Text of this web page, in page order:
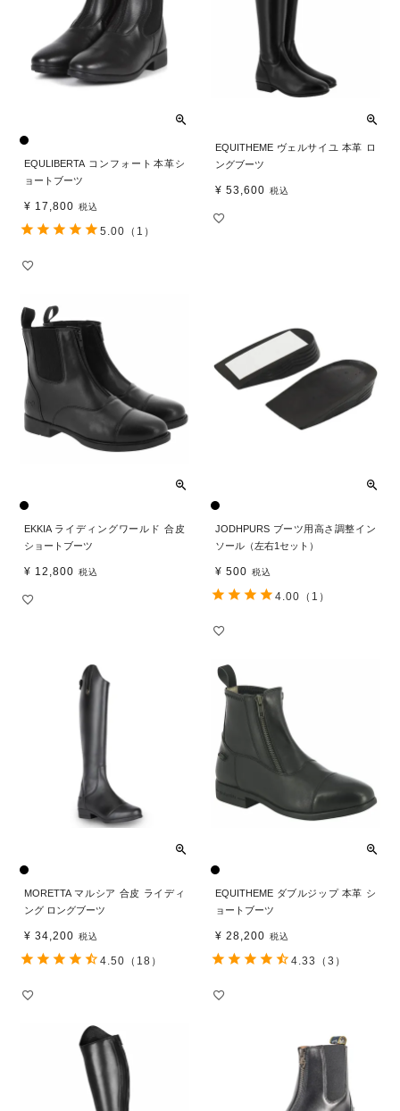
EQULIBERTA コンフォート本革シ
ョートブーツ
¥ 17,800 税込
5.00 （1）
EQUITHEME ヴェルサイユ 本革 ロ
ングブーツ
¥ 53,600 税込
EKKIA ライディングワールド 合皮
ショートブーツ
¥ 12,800 税込
JODHPURS ブーツ用高さ調整イン
ソール（左右1セット）
¥ 500 税込
4.00 （1）
MORETTA マルシア 合皮 ライディ
ング ロングブーツ
¥ 34,200 税込
4.50 （18）
EQUITHEME ダブルジップ 本革 シ
ョートブーツ
¥ 28,200 税込
4.33 （3）